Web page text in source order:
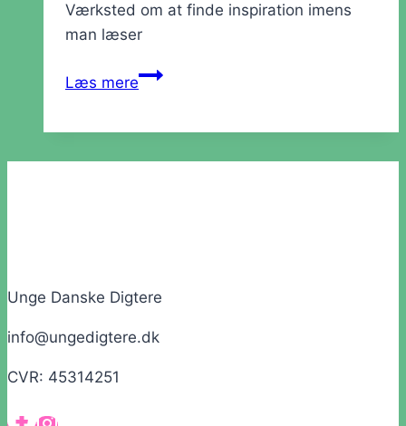
Værksted om at finde inspiration imens
man læser
Læs mereVærksted:
Unge Danske Digtere
info@ungedigtere.dk
CVR: 45314251